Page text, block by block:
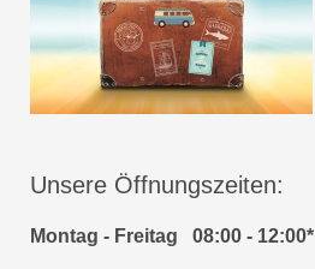
Unsere Öffnungszeiten:
Montag - Freitag 08:00 - 12:00*